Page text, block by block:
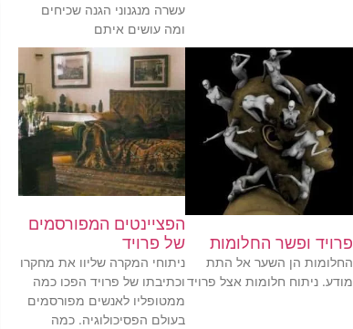
עשרה מנגנוני הגנה שכיחים
ומה עושים איתם
פרויד ופשר החלומות
החלומות הן השער אל התת
מודע. ניתוח חלומות אצל פרויד
הפציינטים המפורסמים
של פרויד
ניתוחי המקרה שליוו את מחקרו
וכתיבתו של פרויד הפכו כמה
ממטופליו לאנשים מפורסמים
בעולם הפסיכולוגיה. כמה